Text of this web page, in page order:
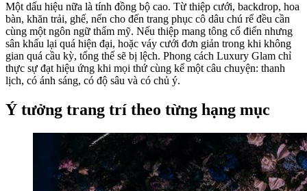
Một dấu hiệu nữa là tính đồng bộ cao. Từ thiệp cưới, backdrop, hoa
bàn, khăn trải, ghế, nến cho đến trang phục cô dâu chú rể đều cần
cùng một ngôn ngữ thẩm mỹ. Nếu thiệp mang tông cổ điển nhưng
sân khấu lại quá hiện đại, hoặc váy cưới đơn giản trong khi không
gian quá cầu kỳ, tổng thể sẽ bị lệch. Phong cách Luxury Glam chỉ
thực sự đạt hiệu ứng khi mọi thứ cùng kể một câu chuyện: thanh
lịch, có ánh sáng, có độ sâu và có chủ ý.
Ý tưởng trang trí theo từng hạng mục